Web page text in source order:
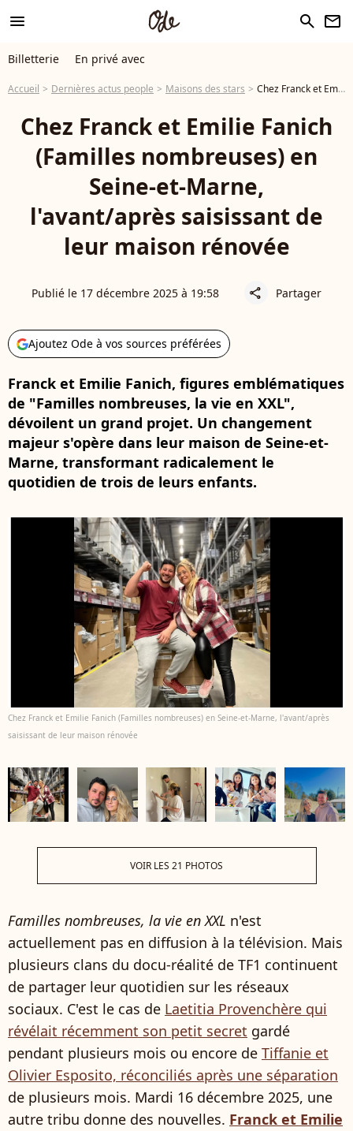
menu search newsletter
Billetterie En privé avec
Accueil Dernières actus people Maisons des stars Chez Franck et Emilie Fanich (Familles nombreuses) en Seine-et-Marne, l'avant/après saisissant de leur maison rénovée
Chez Franck et Emilie Fanich
(Familles nombreuses) en
Seine-et-Marne,
l'avant/après saisissant de
leur maison rénovée
Publié le 17 décembre 2025 à 19:58 share Partager
Ajoutez Ode à vos sources préférées
Franck et Emilie Fanich, figures emblématiques
de "Familles nombreuses, la vie en XXL",
dévoilent un grand projet. Un changement
majeur s'opère dans leur maison de Seine-et-
Marne, transformant radicalement le
quotidien de trois de leurs enfants.
Chez Franck et Emilie Fanich (Familles nombreuses) en Seine-et-Marne, l'avant/après
saisissant de leur maison rénovée
VOIR LES 21 PHOTOS
Familles nombreuses, la vie en XXL n'est
actuellement pas en diffusion à la télévision. Mais
plusieurs clans du docu-réalité de TF1 continuent
de partager leur quotidien sur les réseaux
sociaux. C'est le cas de Laetitia Provenchère qui
révélait récemment son petit secret gardé
pendant plusieurs mois ou encore de Tiffanie et
Olivier Esposito, réconciliés après une séparation
de plusieurs mois. Mardi 16 décembre 2025, une
autre tribu donne des nouvelles. Franck et Emilie